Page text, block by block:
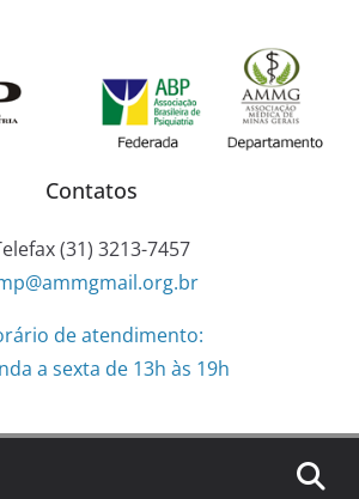
Contatos
(31) 3213-7457
de atendimento:
a sexta de 13h às 19h